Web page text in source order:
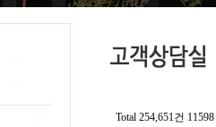
Total 254,651건